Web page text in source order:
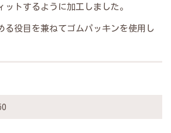
ットするように加工しました。
る役目を兼ねてゴムパッキンを使用し